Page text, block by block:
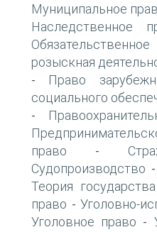
Муниципальное
Наследственное
Обязательственное
розыскная
- Право
социального
-
право -
Судопроизводство -
Теория
право - Уголовно-
Уголовное право -